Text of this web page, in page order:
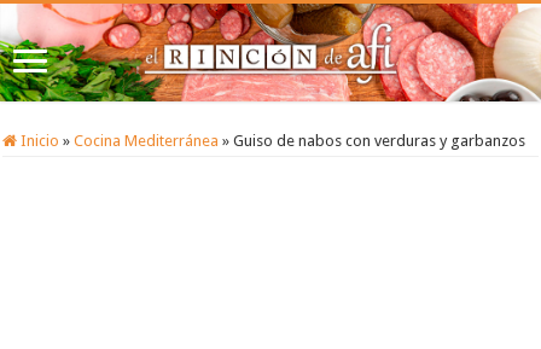
Inicio » Cocina Mediterránea » Guiso de nabos con verduras y garbanzos